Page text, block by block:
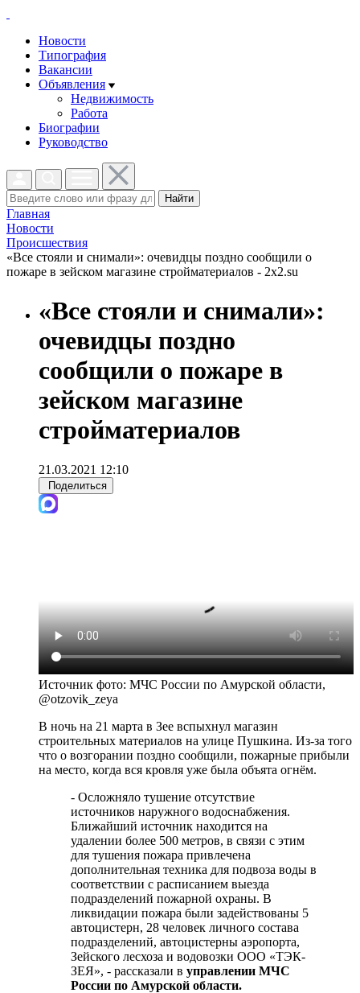
Новости
Типография
Вакансии
Объявления
Недвижимость
Работа
Биографии
Руководство
Найти
Главная
Новости
Проиcшествия
«Все стояли и снимали»: очевидцы поздно сообщили о
пожаре в зейском магазине стройматериалов - 2x2.su
«Все стояли и снимали»:
очевидцы поздно
сообщили о пожаре в
зейском магазине
стройматериалов
21.03.2021 12:10
Поделиться
Источник фото: МЧС России по Амурской области,
@otzovik_zeya
В ночь на 21 марта в Зее вспыхнул магазин
строительных материалов на улице Пушкина. Из-за того
что о возгорании поздно сообщили, пожарные прибыли
на место, когда вся кровля уже была объята огнём.
- Осложняло тушение отсутствие
источников наружного водоснабжения.
Ближайший источник находится на
удалении более 500 метров, в связи с этим
для тушения пожара привлечена
дополнительная техника для подвоза воды в
соответствии с расписанием выезда
подразделений пожарной охраны. В
ликвидации пожара были задействованы 5
автоцистерн, 28 человек личного состава
подразделений, автоцистерны аэропорта,
Зейского лесхоза и водовозки ООО «ТЭК-
ЗЕЯ», - рассказали в управлении МЧС
России по Амурской области.